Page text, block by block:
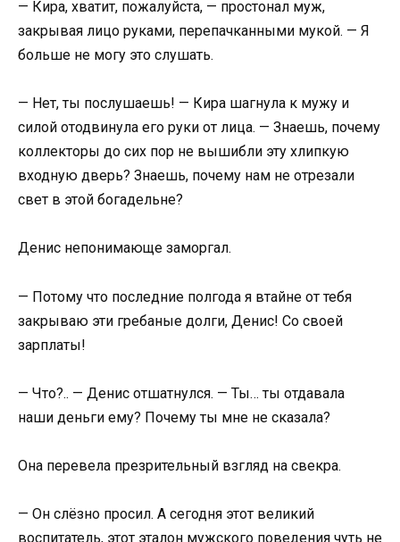
— Кира, хватит, пожалуйста, — простонал муж,
закрывая лицо руками, перепачканными мукой. — Я
больше не могу это слушать.
— Нет, ты послушаешь! — Кира шагнула к мужу и
силой отодвинула его руки от лица. — Знаешь, почему
коллекторы до сих пор не вышибли эту хлипкую
входную дверь? Знаешь, почему нам не отрезали
свет в этой богадельне?
Денис непонимающе заморгал.
— Потому что последние полгода я втайне от тебя
закрываю эти гребаные долги, Денис! Со своей
зарплаты!
— Что?.. — Денис отшатнулся. — Ты… ты отдавала
наши деньги ему? Почему ты мне не сказала?
Она перевела презрительный взгляд на свекра.
— Он слёзно просил. А сегодня этот великий
воспитатель, этот эталон мужского поведения чуть не